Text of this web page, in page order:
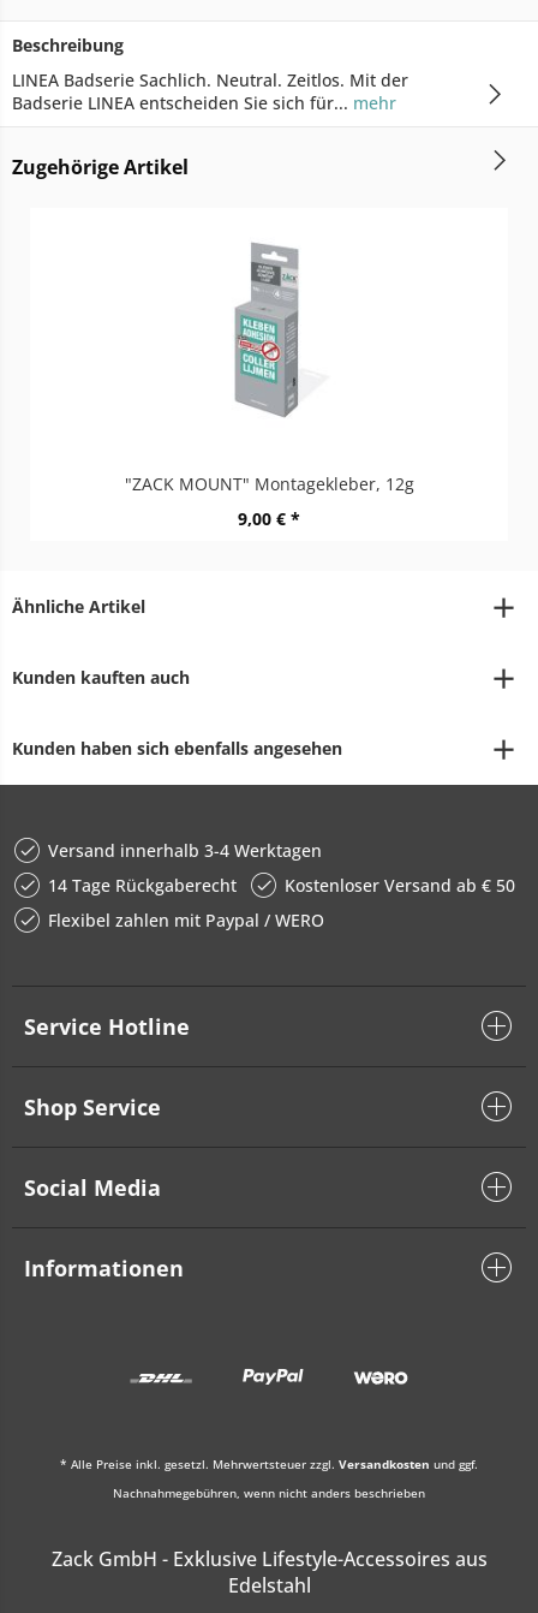
Beschreibung
LINEA Badserie Sachlich. Neutral. Zeitlos. Mit der
Badserie LINEA entscheiden Sie sich für... mehr
Zugehörige Artikel
"ZACK MOUNT" Montagekleber, 12g
9,00 € *
Ähnliche Artikel
Kunden kauften auch
Kunden haben sich ebenfalls angesehen
Versand innerhalb 3-4 Werktagen
14 Tage Rückgaberecht
Kostenloser Versand ab € 50
Flexibel zahlen mit Paypal / WERO
Service Hotline
Shop Service
Social Media
Informationen
* Alle Preise inkl. gesetzl. Mehrwertsteuer zzgl. Versandkosten und ggf.
Nachnahmegebühren, wenn nicht anders beschrieben
Zack GmbH - Exklusive Lifestyle-Accessoires aus
Edelstahl